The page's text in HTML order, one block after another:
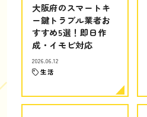
大阪府のスマートキ
ー鍵トラブル業者お
すすめ5選！即日作
成・イモビ対応
2026.06.12
生活